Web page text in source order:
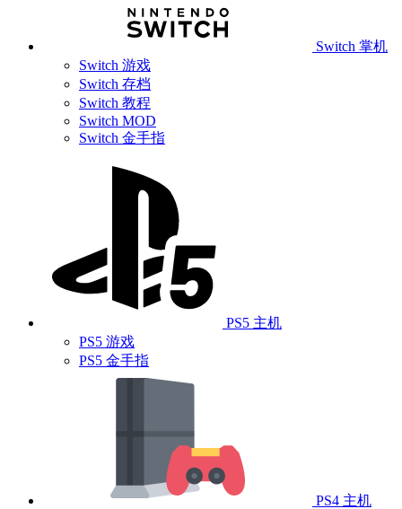
Switch 掌机
Switch 游戏
Switch 存档
Switch 教程
Switch MOD
Switch 金手指
PS5 主机
PS5 游戏
PS5 金手指
PS4 主机